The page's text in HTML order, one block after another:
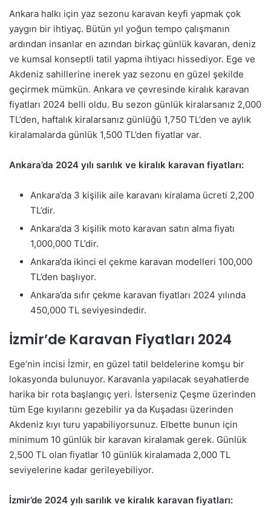
Ankara halkı için yaz sezonu karavan keyfi yapmak çok
yaygın bir ihtiyaç. Bütün yıl yoğun tempo çalışmanın
ardından insanlar en azından birkaç günlük kavaran, deniz
ve kumsal konseptli tatil yapma ihtiyacı hissediyor. Ege ve
Akdeniz sahillerine inerek yaz sezonu en güzel şekilde
geçirmek mümkün. Ankara ve çevresinde kiralık karavan
fiyatları 2024 belli oldu. Bu sezon günlük kiralarsanız 2,000
TL’den, haftalık kiralarsanız günlüğü 1,750 TL’den ve aylık
kiralamalarda günlük 1,500 TL’den fiyatlar var.
Ankara’da 2024 yılı sarılık ve kiralık karavan fiyatları:
Ankara’da 3 kişilik aile karavanı kiralama ücreti 2,200
TL’dir.
Ankara’da 3 kişilik moto karavan satın alma fiyatı
1,000,000 TL’dir.
Ankara’da ikinci el çekme karavan modelleri 100,000
TL’den başlıyor.
Ankara’da sıfır çekme karavan fiyatları 2024 yılında
450,000 TL seviyesindedir.
İzmir’de Karavan Fiyatları 2024
Ege’nin incisi İzmir, en güzel tatil beldelerine komşu bir
lokasyonda bulunuyor. Karavanla yapılacak seyahatlerde
harika bir rota başlangıç yeri. İsterseniz Çeşme üzerinden
tüm Ege kıyılarını gezebilir ya da Kuşadası üzerinden
Akdeniz kıyı turu yapabiliyorsunuz. Elbette bunun için
minimum 10 günlük bir karavan kiralamak gerek. Günlük
2,500 TL olan fiyatlar 10 günlük kiralamada 2,000 TL
seviyelerine kadar gerileyebiliyor.
İzmir’de 2024 yılı sarılık ve kiralık karavan fiyatları: